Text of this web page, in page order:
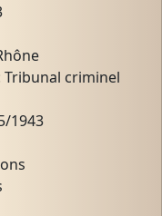
criminel
1943